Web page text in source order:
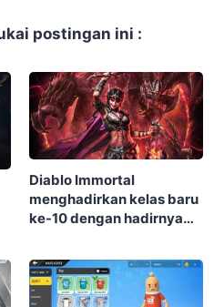
postingan ini :
Diablo Immortal
menghadirkan kelas baru
ke-10 dengan hadirnya